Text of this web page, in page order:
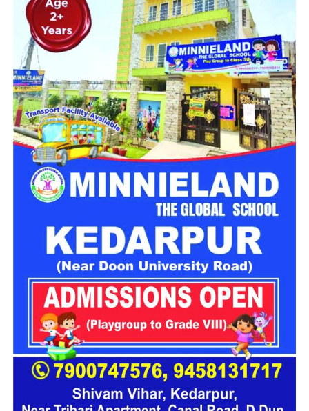
महिला सशक्तिकरण एवं बाल विकास विभाग की ओर से इसके लिए ‘आलंबन
गांव’ विकसित करने की योजना तैयार की जा रही है। इस योजना का उद्देश्य
नारी निकेतन में रहने वाली महिलाओं और बच्चों को सुरक्षित माहौल के साथ-
साथ घर जैसा अपनापन और स्वतंत्रता देना है।
उत्तराखंड में बन रहा ‘आलंबन गांव’
महिला सशक्तिकरण एवं बाल विकास विभागके निदेशक आईएएस बंशीलाल
राणा के मुताबिक, नारी निकेतन में आने वाली कई महिलाएं और बच्चे खुद को
एक बंद संस्थान या जेल जैसी जगह पर महसूस करते हैं। यही वजह है कि
कई बार बच्चे वहां से निकलने या भागने की कोशिश तक करने लगते हैं।
इसी समस्या को ध्यान में रखते हुए विभाग अब ऐसा इंफ्रास्ट्रक्चर तैयार
करने की दिशा में काम कर रहा है, जहां रहने वाले लोगों को संस्थागत माहौल
के बजाय परिवार जैसा वातावरण मिल सके।
16 घरों में मिलेगा परिवार जैसा माहौल
प्रस्तावित आलंबन गांव में कॉटेज और छोटे घर विकसित किए जाएंगे। यहां
एक परिवार की तर्ज पर लोगों को रखा जाएगा। योजना के मुताबिक, एक
यूनिट में करीब दो महिलाएं, चार बच्चे और एक किशोरी को शामिल किया
जाएगा। इस तरह उन्हें एक परिवार की तरह साथ रहने का अवसर मिलेगा।
हर यूनिट में अलग किचन जैसी सुविधाएं भी होंगी, ताकि वहां रहने वाली
महिलाओं और बच्चों को रोजमर्रा के जीवन में ज्यादा स्वतंत्रता और जिम्मेदारी